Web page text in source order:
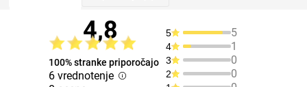
4,8
100% stranke priporočajo
6 vrednotenje
5 5
4 1
3 0
2 0